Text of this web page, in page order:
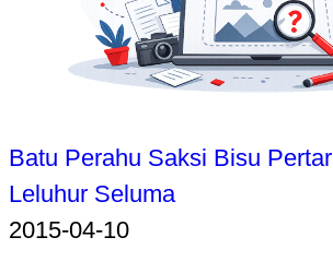
Batu Perahu Saksi Bisu
Leluhur Seluma
2015-04-10